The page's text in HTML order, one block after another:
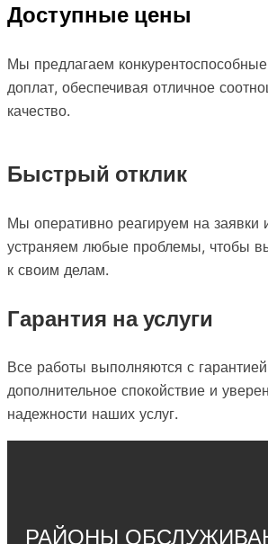
Доступные цены
Мы предлагаем
доплат, обеспечивая отличное
качество.
Быстрый отклик
Мы оперативно реагируем на заявки
устраняем любые проблемы, чтобы
к своим делам.
Гарантия на услуги
Все работы выполняются с
дополнительное спокойствие и
надежности наших услуг.
РАЙОНЫ